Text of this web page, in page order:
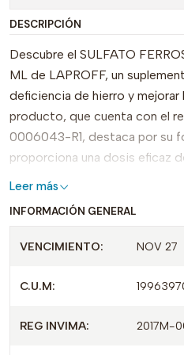
DESCRIPCIÓN
Descubre el SULFATO
ML de LAPROFF, un
deficiencia de hierro y mejorar
producto, que cuenta con el
0006043-R1, destaca por su
proporciona una dosis eficaz
favoreciendo la producción de
organismo.
Lo que hace único al
administración. Su envase de
Leer más
INFORMACIÓN GENERAL
VENCIMIENTO: NOV 27
C.U.M:
REG INVIMA: 2017M-